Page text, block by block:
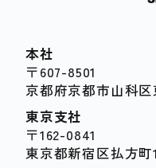
本社
〒607-8501
京都府京都市山科
東京支社
〒162-0841
東京都新宿区払方町